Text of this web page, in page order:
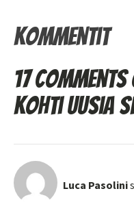
Kommentit
17
kohti uusia
Luca Pasolini